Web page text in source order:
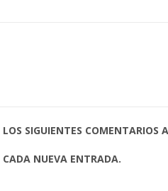
SIGUIENTES COMENTARIOS
CADA NUEVA ENTRADA.